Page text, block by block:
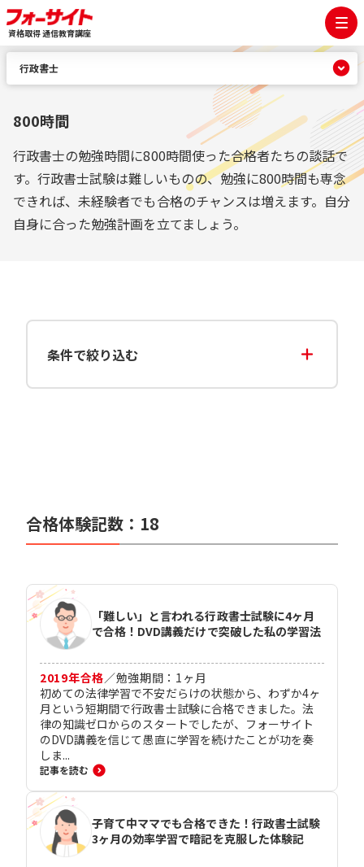
資格取得 通信教育講座
800時間
行政書士の勉強時間に800時間使った合格者たちの談話で
す。行政書士試験は難しいものの、勉強に800時間も専念
できれば、未経験者でも合格のチャンスは増えます。自分
自身に合った勉強計画を立てましょう。
条件で絞り込む
合格体験記数： 18
「難しい」と言われる行政書士試験に4ヶ月
で合格！DVD講義だけで突破した私の学習法
2019年合格／勉強期間： 1 ヶ月
初めての法律学習で不安だらけの状態から、わずか4ヶ
月という短期間で行政書士試験に合格できました。法
律の知識ゼロからのスタートでしたが、フォーサイト
のDVD講義を信じて愚直に学習を続けたことが功を奏
しま...
記事を読む
子育て中ママでも合格できた！行政書士試験
3ヶ月の効率学習で暗記を克服した体験記
行政書士